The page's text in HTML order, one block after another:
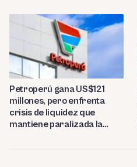
Petroperú gana US$121
millones, pero enfrenta
crisis de liquidez que
mantiene paralizada la